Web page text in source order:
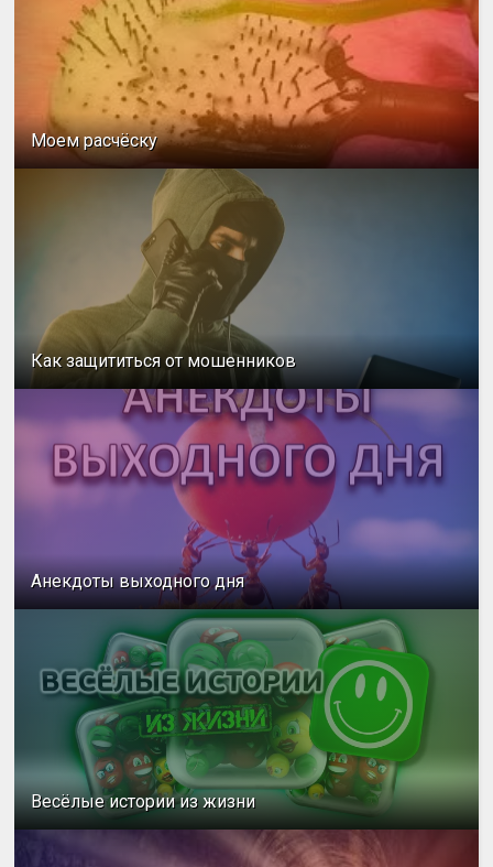
Моем расчёску
Как защититься от мошенников
Анекдоты выходного дня
Весёлые истории из жизни